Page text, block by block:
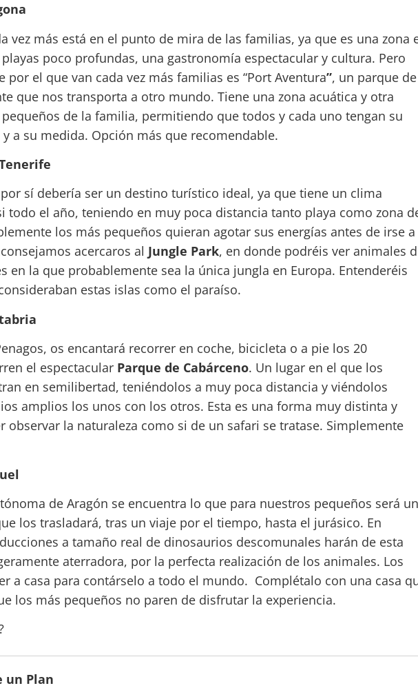
vez más está en el punto de mira de las familias, ya que es una zona
poco profundas, una gastronomía espectacular y cultura. Pero
por el que van cada vez más familias es “Port Aventura”, un parque de
que nos transporta a otro mundo. Tiene una zona acuática y otra
de la familia, permitiendo que todos y cada uno tengan su
a su medida. Opción más que recomendable.
sí debería ser un destino turístico ideal, ya que tiene un clima
todo el año, teniendo en muy poca distancia tanto playa como zona
los más pequeños quieran agotar sus energías antes de irse a
acercaros al Jungle Park, en donde podréis ver animales
en la que probablemente sea la única jungla en Europa. Entenderéis
estas islas como el paraíso.
os encantará recorrer en coche, bicicleta o a pie los 20
el espectacular Parque de Cabárceno. Un lugar en el que los
en semilibertad, teniéndolos a muy poca distancia y viéndolos
amplios los unos con los otros. Esta es una forma muy distinta y
observar la naturaleza como si de un safari se tratase. Simplemente
de Aragón se encuentra lo que para nuestros pequeños será un
los trasladará, tras un viaje por el tiempo, hasta el jurásico. En
a tamaño real de dinosaurios descomunales harán de esta
aterradora, por la perfecta realización de los animales. Los
a casa para contárselo a todo el mundo. Complétalo con una casa
los más pequeños no paren de disfrutar la experiencia.
un Plan